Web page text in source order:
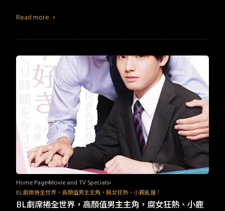
Read more
Home Page Movie and TV Specials
BL劇席捲全世界，高顏值男主主角，腐女狂熱、小鹿亂撞！
BL劇席捲全世界，高顏值男主主角，腐女狂熱、小鹿